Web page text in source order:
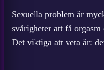
Sexuella problem är
svårigheter att få
Det viktiga att veta är: